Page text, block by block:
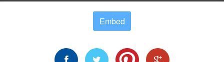
Créer un quizz
Embed